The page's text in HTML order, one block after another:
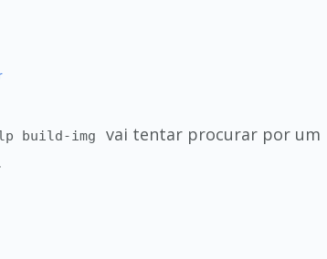
build-img vai tentar procurar por um
.